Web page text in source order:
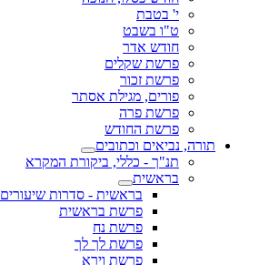
י' בטבת
ט"ו בשבט
חודש אדר
פרשת שקלים
פרשת זכור
פורים, מגילת אסתר
פרשת פרה
פרשת החודש
תורה, נביאים וכתובים
תנ"ך - כללי, ביקורת המקרא
בראשית
בראשית - סדרות שיעורים
פרשת בראשית
פרשת נח
פרשת לך לך
פרשת וירא